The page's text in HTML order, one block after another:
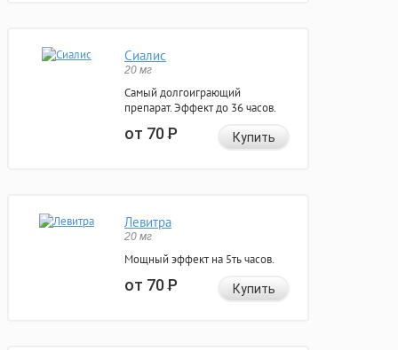
Сиалис
20 мг
Самый долгоиграющий
препарат. Эффект до 36 часов.
от 70Р Купить
Левитра
20 мг
Мощный эффект на 5ть часов.
от 70Р Купить